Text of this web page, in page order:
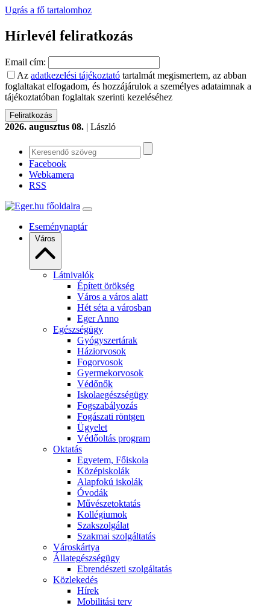
Ugrás a fő tartalomhoz
Hírlevél feliratkozás
Email cím:
Az adatkezelési tájékoztató tartalmát megismertem, az abban
foglaltakat elfogadom, és hozzájárulok a személyes adataimnak a
tájékoztatóban foglaltak szerinti kezeléséhez
2026. augusztus 08. | László
Facebook
Webkamera
RSS
Eseménynaptár
Város
Látnivalók
Épített örökség
Város a város alatt
Hét séta a városban
Eger Anno
Egészségügy
Gyógyszertárak
Háziorvosok
Fogorvosok
Gyermekorvosok
Védőnők
Iskolaegészségügy
Fogszabályozás
Fogászati röntgen
Ügyelet
Védőoltás program
Oktatás
Egyetem, Főiskola
Középiskolák
Alapfokú iskolák
Óvodák
Művészetoktatás
Kollégiumok
Szakszolgálat
Szakmai szolgáltatás
Városkártya
Állategészségügy
Ebrendészeti szolgáltatás
Közlekedés
Hírek
Mobilitási terv